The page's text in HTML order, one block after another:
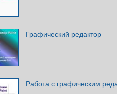
Графический редактор
Работа с графическим